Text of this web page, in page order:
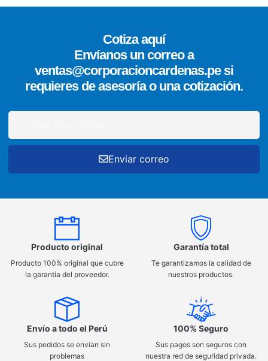
Cotiza aquí
Envíanos un correo a
ventas@corporacioncardenas.pe si
requieres de asesoría o una cotización.
Enviar correo
Producto original
Producto 100% original que cubre
la garantía del proveedor.
Garantía total
Te garantizamos la calidad de
nuestros productos.
Envío a todo el Perú
Sus pedidos se envían sin
problemas
100% Seguro
Sus pagos son seguros con
nuestra red de seguridad privada.